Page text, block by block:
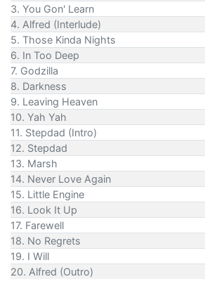
3. You Gon' Learn
4. Alfred (Interlude)
5. Those Kinda Nights
6. In Too Deep
7. Godzilla
8. Darkness
9. Leaving Heaven
10. Yah Yah
11. Stepdad (Intro)
12. Stepdad
13. Marsh
14. Never Love Again
15. Little Engine
16. Look It Up
17. Farewell
18. No Regrets
19. I Will
20. Alfred (Outro)